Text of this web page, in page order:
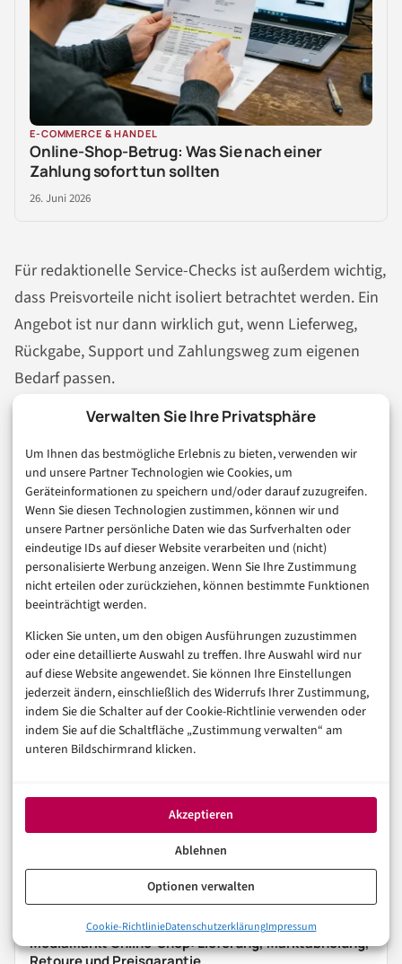
Verwalten Sie Ihre Privatsphäre
Um Ihnen das bestmögliche Erlebnis zu bieten, verwenden wir
und unsere Partner Technologien wie Cookies, um
Geräteinformationen zu speichern und/oder darauf zuzugreifen.
Wenn Sie diesen Technologien zustimmen, können wir und
unsere Partner persönliche Daten wie das Surfverhalten oder
eindeutige IDs auf dieser Website verarbeiten und (nicht)
personalisierte Werbung anzeigen. Wenn Sie Ihre Zustimmung
nicht erteilen oder zurückziehen, können bestimmte Funktionen
beeinträchtigt werden.
Klicken Sie unten, um den obigen Ausführungen zuzustimmen
oder eine detaillierte Auswahl zu treffen. Ihre Auswahl wird nur
auf diese Website angewendet. Sie können Ihre Einstellungen
jederzeit ändern, einschließlich des Widerrufs Ihrer Zustimmung,
indem Sie die Schalter auf der Cookie-Richtlinie verwenden oder
indem Sie auf die Schaltfläche „Zustimmung verwalten“ am
unteren Bildschirmrand klicken.
Akzeptieren
Ablehnen
Optionen verwalten
Cookie-RichtlinieDatenschutzerklärungImpressum
E-COMMERCE & HANDEL
Online-Shop-Betrug: Was Sie nach einer
Zahlung sofort tun sollten
26. Juni 2026
Für redaktionelle Service-Checks ist außerdem wichtig,
dass Preisvorteile nicht isoliert betrachtet werden. Ein
Angebot ist nur dann wirklich gut, wenn Lieferweg,
Rückgabe, Support und Zahlungsweg zum eigenen
Bedarf passen.
Wer diese Punkte vorab klärt, reduziert Rückfragen,
Wartezeiten und Streit über Erstattung oder Zustellung
deutlich.
Fazit: Flaconi online nutzen,
aber mit Serviceblick
Flaconi kann online bequem sein, wenn der
Serviceweg zur Bestellung passt. Der wichtigste Schritt
passiert vor dem Bezahlen: Versand, Retoure, Zahlung,
Kundenkonto und Bewertungen prüfen. Dann wird aus
dem schnellen Online-Kauf kein unnötiger Servicefall.
E-Commerce & Handel
VORHERIGER ARTIKEL
MediaMarkt Online-Shop: Lieferung, Marktabholung,